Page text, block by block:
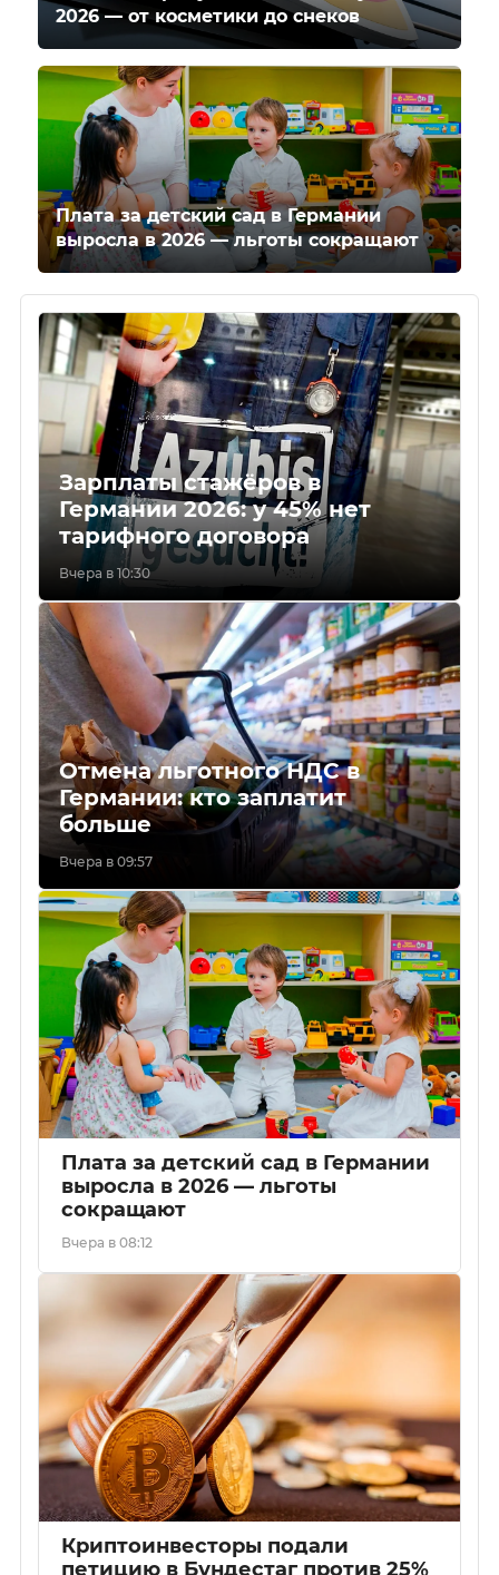
2026 — от косметики до снеков
Плата за детский сад в Германии
выросла в 2026 — льготы сокращают
Зарплаты стажёров в
Германии 2026: у 45% нет
тарифного договора
Вчера в 10:30
Отмена льготного НДС в
Германии: кто заплатит
больше
Вчера в 09:57
Плата за детский сад в Германии
выросла в 2026 — льготы
сокращают
Вчера в 08:12
Криптоинвесторы подали
петицию в Бундестаг против 25%